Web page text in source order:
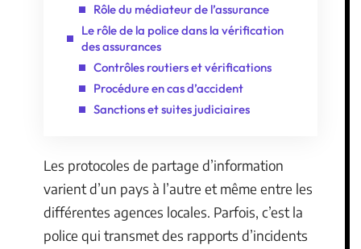
Rôle du médiateur de l’assurance
Le rôle de la police dans la vérification
des assurances
Contrôles routiers et vérifications
Procédure en cas d’accident
Sanctions et suites judiciaires
Les protocoles de partage d’information
varient d’un pays à l’autre et même entre les
différentes agences locales. Parfois, c’est la
police qui transmet des rapports d’incidents